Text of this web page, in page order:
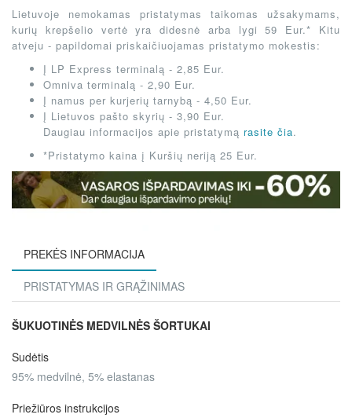
Lietuvoje nemokamas pristatymas taikomas užsakymams,
kurių krepšelio vertė yra didesnė arba lygi 59 Eur.* Kitu
atveju - papildomai priskaičiuojamas pristatymo mokestis:
Į LP Express terminalą - 2,85 Eur.
Omniva terminalą - 2,90 Eur.
Į namus per kurjerių tarnybą - 4,50 Eur.
Į Lietuvos pašto skyrių - 3,90 Eur.
Daugiau informacijos apie pristatymą rasite čia.
*Pristatymo kaina į Kuršių neriją 25 Eur.
PREKĖS INFORMACIJA
PRISTATYMAS IR GRĄŽINIMAS
ŠUKUOTINĖS MEDVILNĖS ŠORTUKAI
Sudėtis
95% medvilnė, 5% elastanas
Priežiūros instrukcijos